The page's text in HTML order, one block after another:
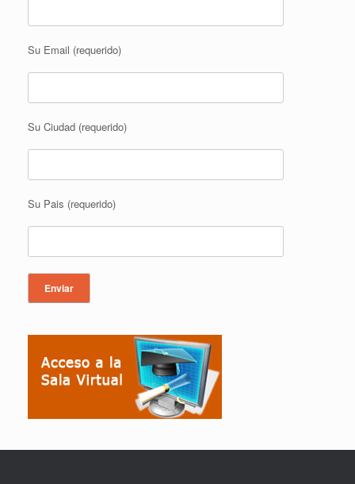
Su Email (requerido)
Su Ciudad (requerido)
Su Pais (requerido)